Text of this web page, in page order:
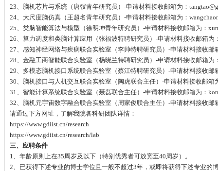
23、脑机芯片与系统（唐弢青年研究员）-申请材料接收邮箱为：
24、大尺度脑仿真（王超名青年研究员）-申请材料接收邮箱为：
25、类脑智能算法与模型（徐明坤青年研究员）-申请材料接收邮箱为：
26、算力调度和类脑计算应用（张福波特聘研究员）-申请材料接收邮箱为
27、感知神经网络与疾病联合实验室（李帅特聘研究员）-申请材料接收邮
28、金融工商智能联合实验室（杨晓兰特聘研究员）-申请材料接收邮箱为
29、多模态脑机接口系统联合实验室（蔡江特聘研究员）-申请材料接收邮
30、脑机接口与人机交互联合实验室（陶虎联合主任）-申请材料接收邮箱
31、智能计算系统联合实验室（聂磊联合主任）-申请材料接收邮箱为：
32、脑机元宇宙数字融合联合实验室（周家俊联合主任）-申请材料接收邮
请通过下方网址，了解我院各科研团队详情：
https://www.gdiist.cn/research
https://www.gdiist.cn/research/lab
三、应聘条件
1、年龄原则上在35周岁及以下（特别优秀者可放宽至40周岁）。
2、已获得下述专业的博士学位且一般不超过3年，或即将获得下述专业的